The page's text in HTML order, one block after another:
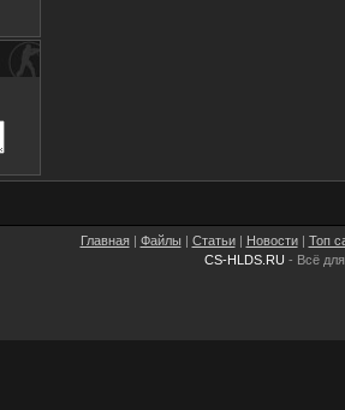
Главная| Файлы | Статьи| Новости| Топ
CS-HLDS.RU - Всё